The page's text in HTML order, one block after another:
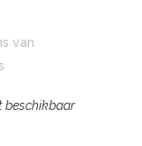
van
beschikbaar